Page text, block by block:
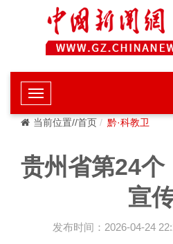
当前位置//首页 黔·科教卫
贵州省第24个
宣
发布时间：2026-04-24